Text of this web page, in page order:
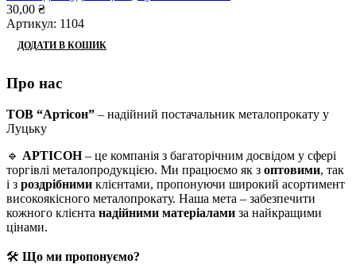
30,00 ₴
Артикул: 1104
ДОДАТИ В КОШИК
Про нас
ТОВ “Артісон” – надійний постачальник металопрокату у
Луцьку
🔹 АРТІСОН– це компанія з багаторічним досвідом у сфері
торгівлі металопродукцією. Ми працюємо як з оптовими, так
і з роздрібними клієнтами, пропонуючи широкий асортимент
високоякісного металопрокату. Наша мета – забезпечити
кожного клієнта надійними матеріалами за найкращими
цінами.
🛠 Що ми пропонуємо?